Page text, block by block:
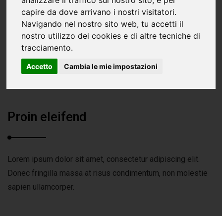
capire da dove arrivano i nostri visitatori.
Navigando nel nostro sito web, tu accetti il
nostro utilizzo dei cookies e di altre tecniche di
tracciamento.
Accetto Cambia le mie impostazioni
Proin eleifend
Lorem ipsum dolor sit amet, consectetur adipiscing elit.
Donec fringilla massa at risus condimentum, non molestie
sapien ullamcorper.